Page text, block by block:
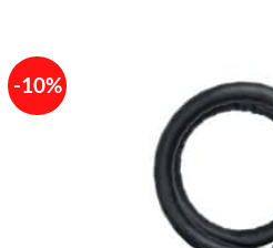
-10%